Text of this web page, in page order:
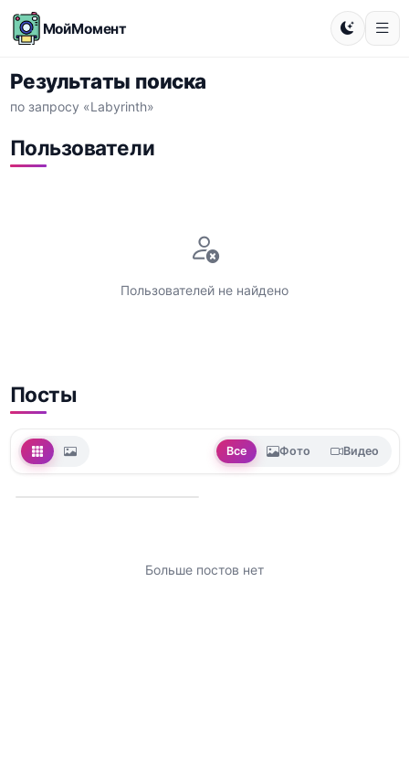
МойМомент
Результаты поиска
по запросу «Labyrinth»
Пользователи
Пользователей не найдено
Посты
Все Фото Видео
Больше постов нет